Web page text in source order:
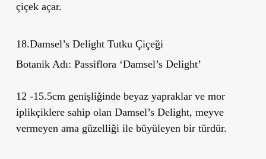
çiçek açar.
18.Damsel’s Delight Tutku Çiçeği
Botanik Adı: Passiflora ‘Damsel’s Delight’
12 -15.5cm genişliğinde beyaz yapraklar ve mor
iplikçiklere sahip olan Damsel’s Delight, meyve
vermeyen ama güzelliği ile büyüleyen bir türdür.